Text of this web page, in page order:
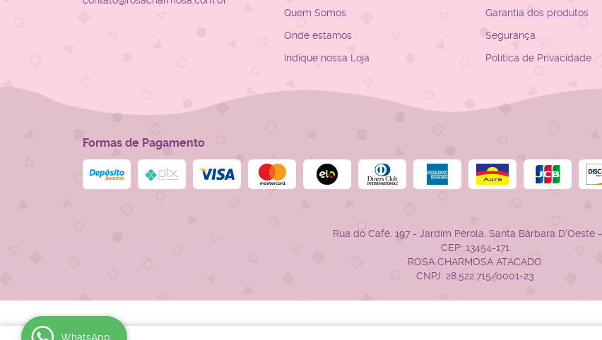
Quem Somos
Onde estamos
Indique nossa Loja
Garantia dos produtos
Segurança
Política de Privacidade
Formas de Pagamento
Rua do Café, 197- Jardim Pérola, Santa Bárbara D'Oeste-
CEP: 13454-171
ROSA CHARMOSA ATACADO
CNPJ: 28.522.715/0001-23
WhatsApp